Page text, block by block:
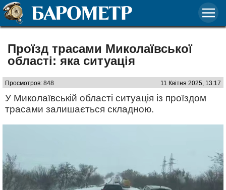
Проїзд трасами Миколаївської
області: яка ситуація
Просмотров: 848 11 Квітня 2025, 13:17
У Миколаївській області ситуація із проїздом
трасами залишається складною.